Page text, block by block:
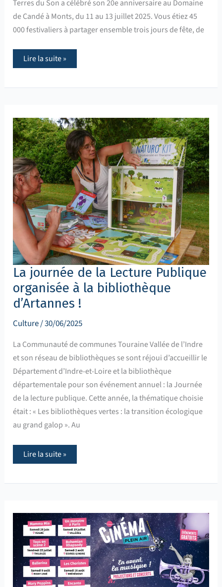
Terres du Son a célébré son 20e anniversaire au Domaine
de Candé à Monts, du 11 au 13 juillet 2025. Vous étiez 45
000 festivaliers à partager ensemble trois jours de fête, de
Lire la suite »
La journée de la Lecture Publique
organisée à la bibliothèque
d’Artannes !
Culture/30/06/2025
La Communauté de communes Touraine Vallée de l’Indre
et son réseau de bibliothèques se sont réjoui d’accueillir le
Département d’Indre-et-Loire et la bibliothèque
départementale pour son événement annuel : la Journée
de la lecture publique. Cette année, la thématique choisie
était : « Les bibliothèques vertes : la transition écologique
au grand galop ». Au
journée
de
la
Lecture
Publique
organisée
à
la
bibliothèque
d’Artannes
!
Lire la suite »
Plein
Air
2025
en
Touraine
Vallée
de
l’Indre